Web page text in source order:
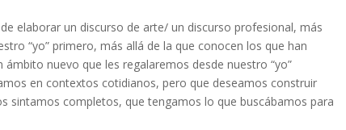
elaborar un discurso de arte/ un discurso profesional, más
“yo” primero, más allá de la que conocen los que han
nuevo que les regalaremos desde nuestro “yo”
en contextos cotidianos, pero que deseamos construir
completos, que tengamos lo que buscábamos para